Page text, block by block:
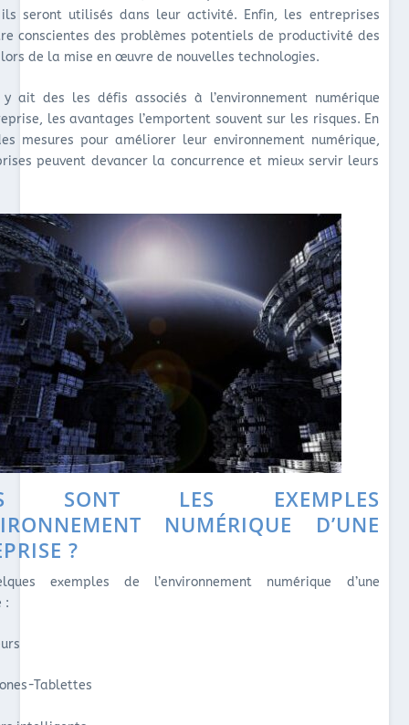
ils seront utilisés dans leur activité. Enfin, les entreprises
conscientes des problèmes potentiels de productivité des
de la mise en œuvre de nouvelles technologies.
y ait des les défis associés à l’environnement numérique
les avantages l’emportent souvent sur les risques. En
mesures pour améliorer leur environnement numérique,
peuvent devancer la concurrence et mieux servir leurs
SONT LES EXEMPLES
NUMÉRIQUE D’UNE
?
exemples de l’environnement numérique d’une
:
Tablettes